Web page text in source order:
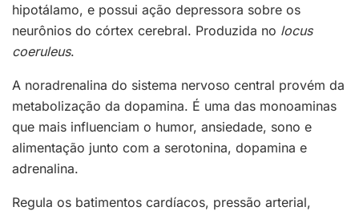
hipotálamo, e possui ação depressora sobre os
neurônios do córtex cerebral. Produzida no locus
coeruleus.
A noradrenalina do sistema nervoso central provém da
metabolização da dopamina. É uma das monoaminas
que mais influenciam o humor, ansiedade, sono e
alimentação junto com a serotonina, dopamina e
adrenalina.
Regula os batimentos cardíacos, pressão arterial,